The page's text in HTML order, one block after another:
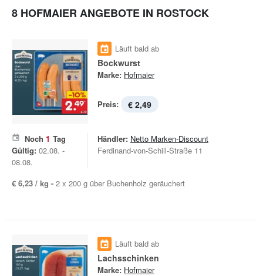
8 HOFMAIER ANGEBOTE IN ROSTOCK
Läuft bald ab
Bockwurst
Marke: Hofmaier
Preis: € 2,49
Noch 1 Tag
Gültig: 02.08. -
08.08.
Händler: Netto Marken-Discount
Ferdinand-von-Schill-Straße 11
€ 6,23 / kg - 2 x 200 g über Buchenholz geräuchert
Läuft bald ab
Lachsschinken
Marke: Hofmaier